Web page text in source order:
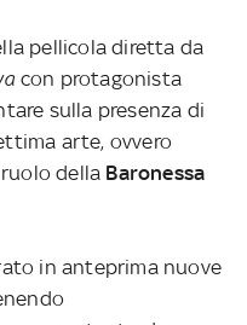
pellicola diretta da
con protagonista
sulla presenza di
arte, ovvero
della Baronessa
in anteprima nuove